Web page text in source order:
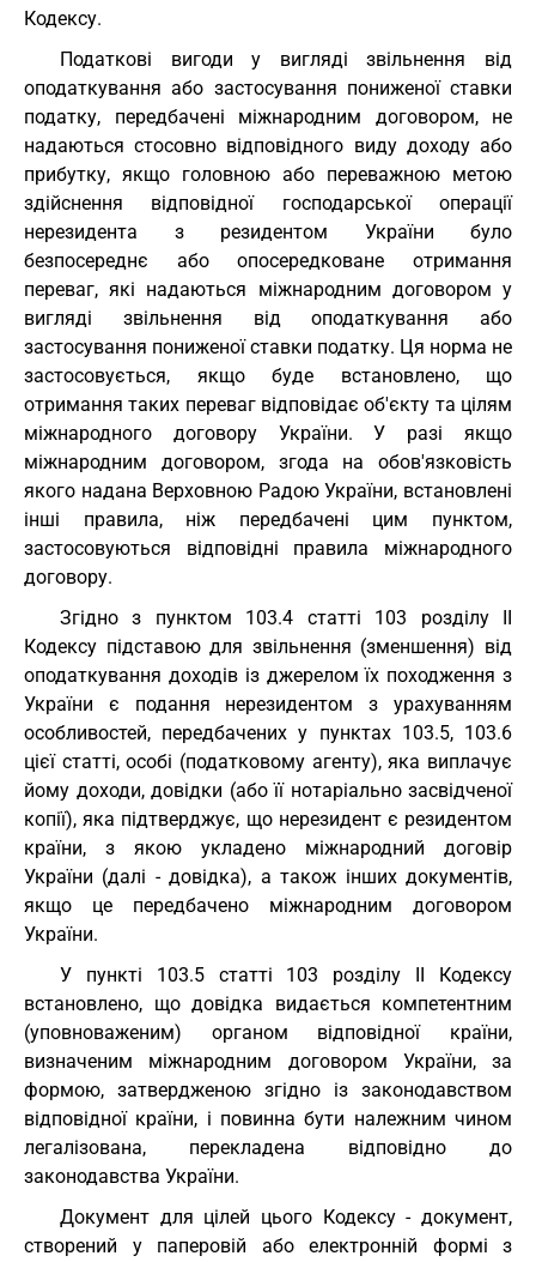
Кодексу.
Податкові вигоди у вигляді звільнення від
оподаткування або застосування пониженої ставки
податку, передбачені міжнародним договором, не
надаються стосовно відповідного виду доходу або
прибутку, якщо головною або переважною метою
здійснення відповідної господарської операції
нерезидента з резидентом України було
безпосереднє або опосередковане отримання
переваг, які надаються міжнародним договором у
вигляді звільнення від оподаткування або
застосування пониженої ставки податку. Ця норма не
застосовується, якщо буде встановлено, що
отримання таких переваг відповідає об'єкту та цілям
міжнародного договору України. У разі якщо
міжнародним договором, згода на обов'язковість
якого надана Верховною Радою України, встановлені
інші правила, ніж передбачені цим пунктом,
застосовуються відповідні правила міжнародного
договору.
Згідно з пунктом 103.4 статті 103 розділу II
Кодексу підставою для звільнення (зменшення) від
оподаткування доходів із джерелом їх походження з
України є подання нерезидентом з урахуванням
особливостей, передбачених у пунктах 103.5, 103.6
цієї статті, особі (податковому агенту), яка виплачує
йому доходи, довідки (або її нотаріально засвідченої
копії), яка підтверджує, що нерезидент є резидентом
країни, з якою укладено міжнародний договір
України (далі - довідка), а також інших документів,
якщо це передбачено міжнародним договором
України.
У пункті 103.5 статті 103 розділу II Кодексу
встановлено, що довідка видається компетентним
(уповноваженим) органом відповідної країни,
визначеним міжнародним договором України, за
формою, затвердженою згідно із законодавством
відповідної країни, і повинна бути належним чином
легалізована, перекладена відповідно до
законодавства України.
Документ для цілей цього Кодексу - документ,
створений у паперовій або електронній формі з